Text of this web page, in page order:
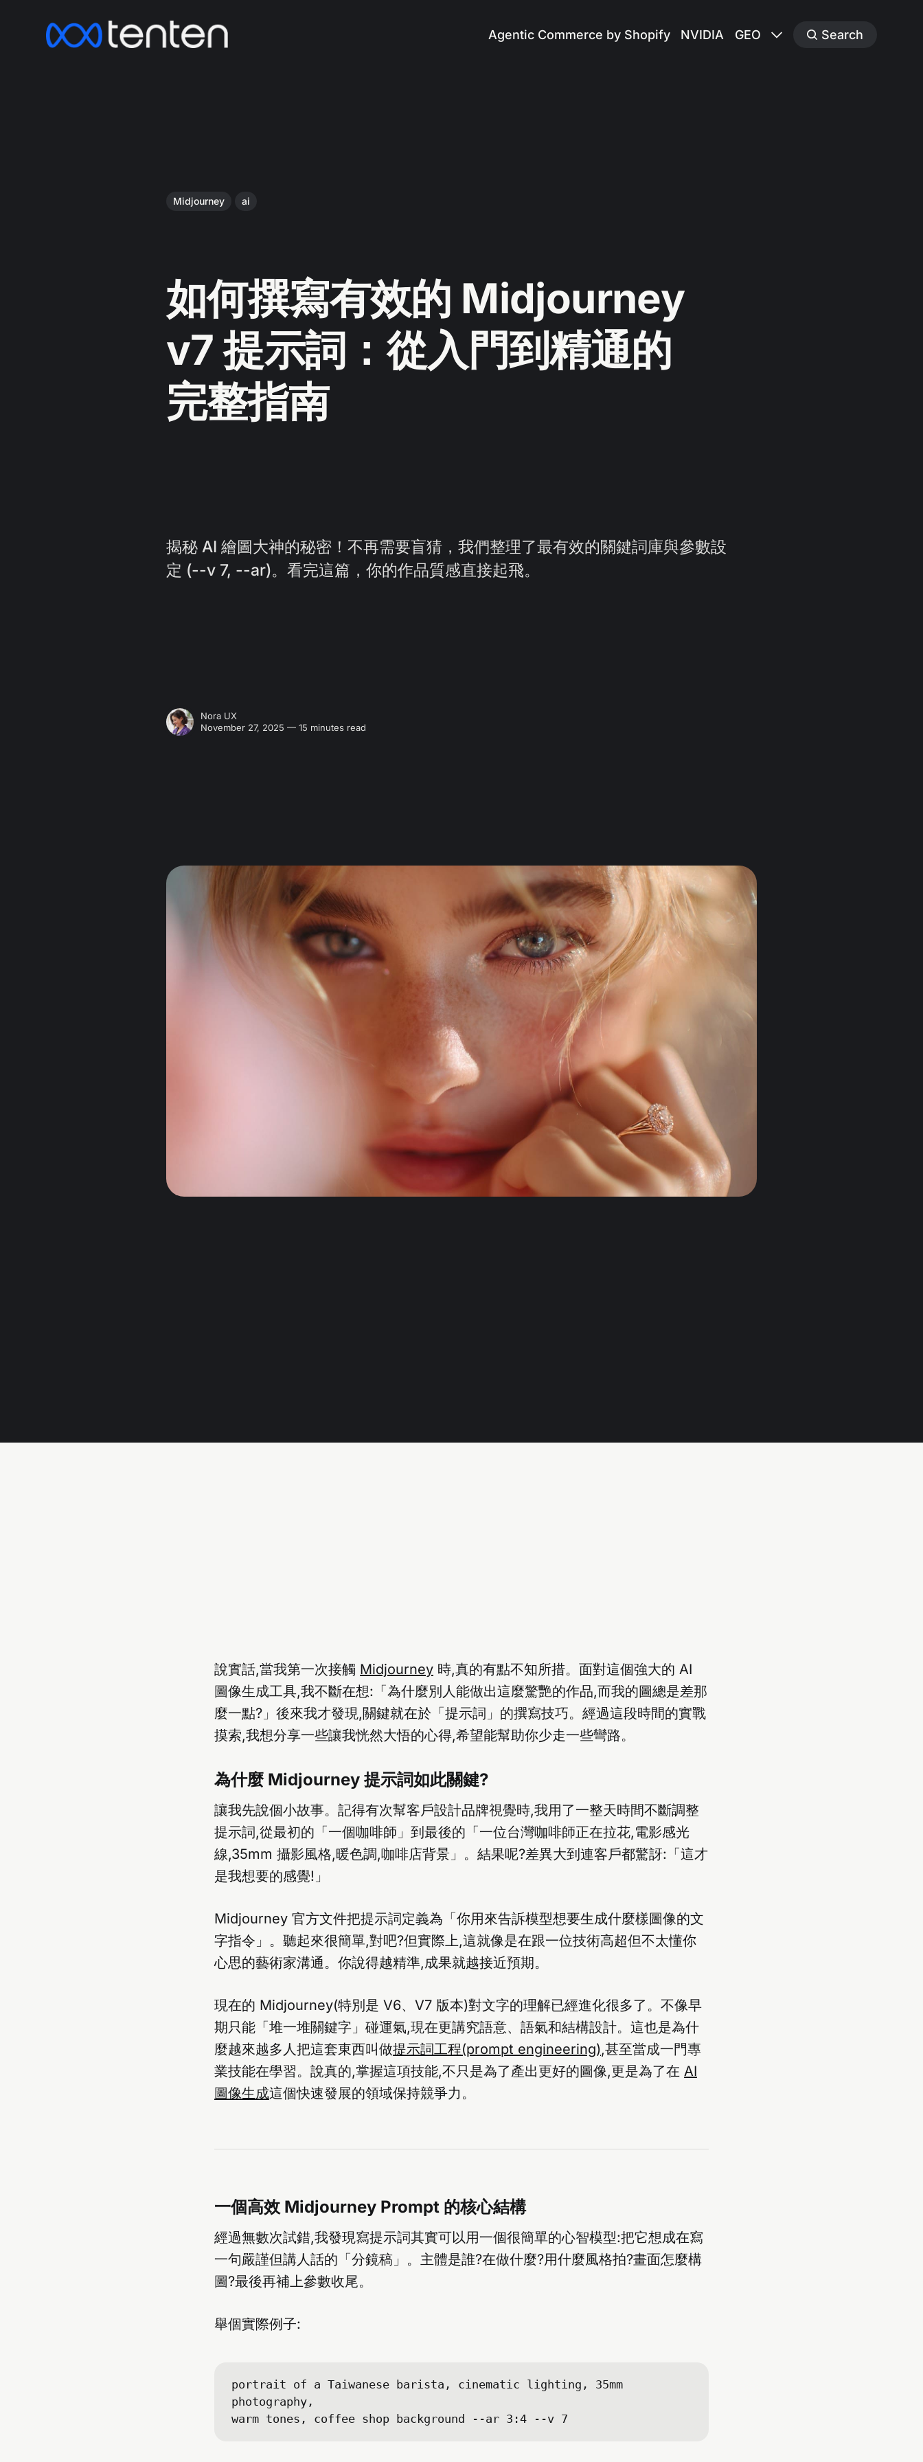
Agentic Commerce by Shopify NVIDIA GEO Search
Midjourney ai
如何撰寫有效的 Midjourney
v7 提示詞：從入門到精通的
完整指南
揭秘 AI 繪圖大神的秘密！不再需要盲猜，我們整理了最有效的關鍵詞庫與參數設
定 (--v 7, --ar)。看完這篇，你的作品質感直接起飛。
Nora UX
November 27, 2025 — 15 minutes read
說實話,當我第一次接觸 Midjourney 時,真的有點不知所措。面對這個強大的 AI
圖像生成工具,我不斷在想:「為什麼別人能做出這麼驚艷的作品,而我的圖總是差那
麼一點?」後來我才發現,關鍵就在於「提示詞」的撰寫技巧。經過這段時間的實戰
摸索,我想分享一些讓我恍然大悟的心得,希望能幫助你少走一些彎路。
為什麼 Midjourney 提示詞如此關鍵?
讓我先說個小故事。記得有次幫客戶設計品牌視覺時,我用了一整天時間不斷調整
提示詞,從最初的「一個咖啡師」到最後的「一位台灣咖啡師正在拉花,電影感光
線,35mm 攝影風格,暖色調,咖啡店背景」。結果呢?差異大到連客戶都驚訝:「這才
是我想要的感覺!」
Midjourney 官方文件把提示詞定義為「你用來告訴模型想要生成什麼樣圖像的文
字指令」。聽起來很簡單,對吧?但實際上,這就像是在跟一位技術高超但不太懂你
心思的藝術家溝通。你說得越精準,成果就越接近預期。
現在的 Midjourney(特別是 V6、V7 版本)對文字的理解已經進化很多了。不像早
期只能「堆一堆關鍵字」碰運氣,現在更講究語意、語氣和結構設計。這也是為什
麼越來越多人把這套東西叫做提示詞工程(prompt engineering),甚至當成一門專
業技能在學習。說真的,掌握這項技能,不只是為了產出更好的圖像,更是為了在 AI
圖像生成這個快速發展的領域保持競爭力。
一個高效 Midjourney Prompt 的核心結構
經過無數次試錯,我發現寫提示詞其實可以用一個很簡單的心智模型:把它想成在寫
一句嚴謹但講人話的「分鏡稿」。主體是誰?在做什麼?用什麼風格拍?畫面怎麼構
圖?最後再補上參數收尾。
舉個實際例子:
portrait of a Taiwanese barista, cinematic lighting, 35mm
photography,